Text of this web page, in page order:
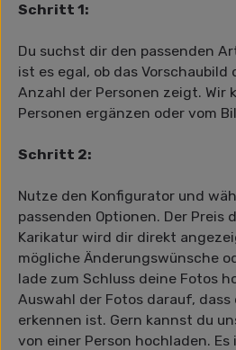
Schritt 1:
Du suchst dir den passenden
ist es egal, ob das
Anzahl der Personen zeigt. Wir
Personen ergänzen oder vom
Schritt 2:
Nutze den Konfigurator und
passenden Optionen. Der Preis
Karikatur wird dir direkt
mögliche Änderungswünsche
lade zum Schluss deine Fotos
Auswahl der Fotos darauf,
erkennen ist. Gern kannst du
von einer Person hochladen.